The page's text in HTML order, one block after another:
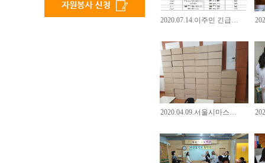
2020.07.14.이주민 긴급…
2020.04.09.서울시마스…